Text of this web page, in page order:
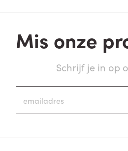
Mis onze
Schrijf je in op